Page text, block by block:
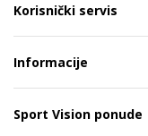
Korisnički servis
Informacije
Sport Vision ponude